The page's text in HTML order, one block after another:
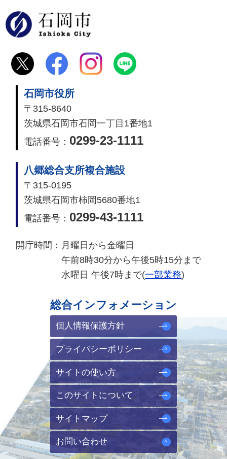
石岡市役所
〒315-8640
茨城県石岡市石岡一丁目1番地1
電話番号： 0299-23-1111
八郷総合支所複合施設
〒315-0195
茨城県石岡市柿岡5680番地1
電話番号： 0299-43-1111
開庁時間： 月曜日から金曜日
午前8時30分から午後5時15分まで
水曜日 午後7時まで(一部業務)
総合インフォメーション
個人情報保護方針
プライバシーポリシー
サイトの使い方
このサイトについて
サイトマップ
お問い合わせ